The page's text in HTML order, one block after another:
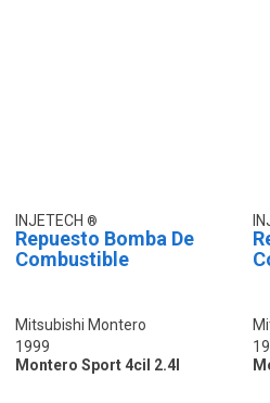
INJETECH
Repuesto Bomba De
Combustible
Mitsubishi Montero
1999
Montero Sport 4cil 2.4l